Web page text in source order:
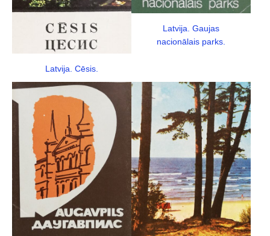
Latvija. Cēsis.
Latvija. Gaujas
nacionālais parks.